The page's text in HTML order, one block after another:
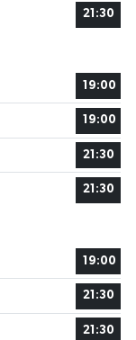
21:30
19:00
19:00
21:30
21:30
19:00
21:30
21:30